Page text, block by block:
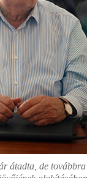
átadta, de